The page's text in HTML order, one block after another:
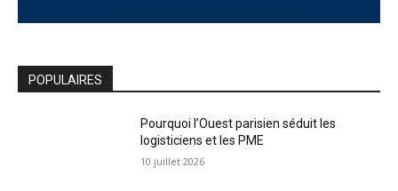
POPULAIRES
Pourquoi l’Ouest parisien séduit les
logisticiens et les PME
10 juillet 2026